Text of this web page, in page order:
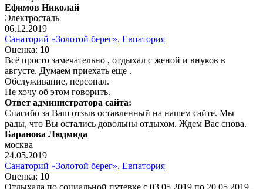
Ефимов Николай
Электросталь
06.12.2019
Санаторий «Золотой берег», Евпатория
Оценка: 10
Всё просто замечательно , отдыхал с женой и внуков в
августе. Думаем приехать еще .
Обслуживание, персонал.
Не хочу об этом говорить.
Ответ администратора сайта:
Спасибо за Ваш отзыв оставленный на нашем сайте. Мы
рады, что Вы остались довольны отдыхом. Ждем Вас снова.
Баранова Людмида
москва
24.05.2019
Санаторий «Золотой берег», Евпатория
Оценка: 10